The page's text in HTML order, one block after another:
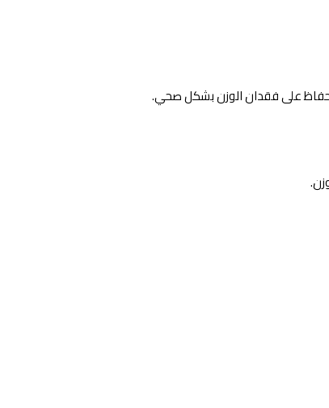
على فقدان الوزن بشكل صحي.